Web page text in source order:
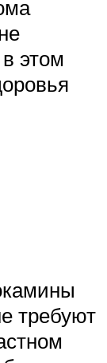
этом
требуют